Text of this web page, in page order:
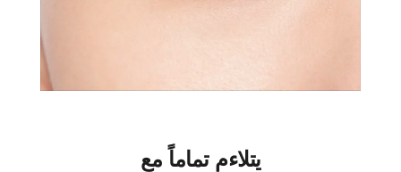
يتلاءم تماماً مع